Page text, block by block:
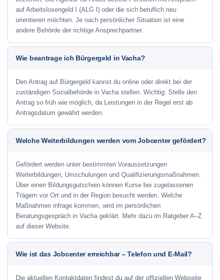
auf Arbeitslosengeld I (ALG I) oder die sich beruflich neu
orientieren möchten. Je nach persönlicher Situation ist eine
andere Behörde der richtige Ansprechpartner.
Wie beantrage ich Bürgergeld in Vacha?
Den Antrag auf Bürgergeld kannst du online oder direkt bei der
zuständigen Sozialbehörde in Vacha stellen. Wichtig: Stelle den
Antrag so früh wie möglich, da Leistungen in der Regel erst ab
Antragsdatum gewährt werden.
Welche Weiterbildungen werden vom Jobcenter gefördert?
Gefördert werden unter bestimmten Voraussetzungen
Weiterbildungen, Umschulungen und Qualifizierungsmaßnahmen.
Über einen Bildungsgutschein können Kurse bei zugelassenen
Trägern vor Ort und in der Region besucht werden. Welche
Maßnahmen infrage kommen, wird im persönlichen
Beratungsgespräch in Vacha geklärt. Mehr dazu im Ratgeber A–Z
auf dieser Website.
Wie ist das Jobcenter erreichbar – Telefon und E-Mail?
Die aktuellen Kontaktdaten findest du auf der offiziellen Webseite